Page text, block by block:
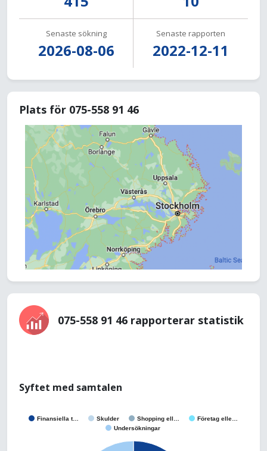
Senaste sökning
2026-08-06
Senaste rapporten
2022-12-11
Plats för 075-558 91 46
075-558 91 46 rapporterar statistik
Syftet med samtalen
Finansiella t… Skulder Shopping ell…
Företag elle…
Undersökningar